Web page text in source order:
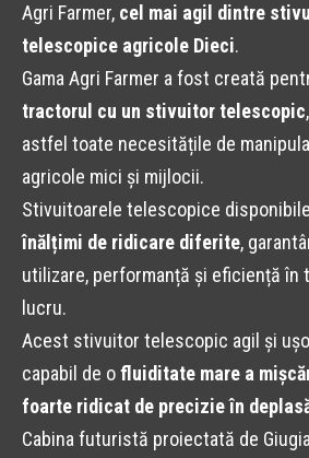
Agri Farmer, cel mai agil dintre
telescopice agricole Dieci.
Gama Agri Farmer a fost creată
tractorul cu un stivuitor telescopic
astfel toate necesitățile de
agricole mici și mijlocii.
Stivuitoarele telescopice
înălțimi de ridicare diferite,
utilizare, performanță și eficiență în
lucru.
Acest stivuitor telescopic agil și
capabil de ofluiditate mare a
foarte ridicat de precizie în
Cabina futuristă proiectată de